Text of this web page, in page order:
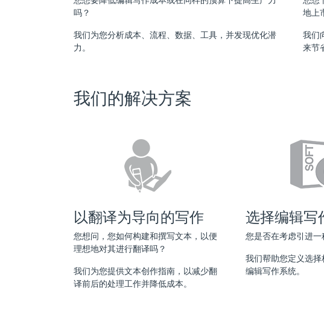
吗？
我们为您分析成本、流程、数据、工具，并发现优化潜
力。
地上
我们
来节
我们的解决方案
以翻译为导向的写作
您想问，您如何构建和撰写文本，以便
理想地对其进行翻译吗？
我们为您提供文本创作指南，以减少翻
译前后的处理工作并降低成本。
选择编辑写
您是否在考虑引进
我们帮助您定义选
编辑写作系统。